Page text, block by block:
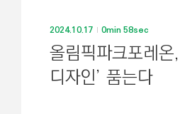
2024.10.17 0min 58sec
올림픽파크포레온
디자인’ 품는다